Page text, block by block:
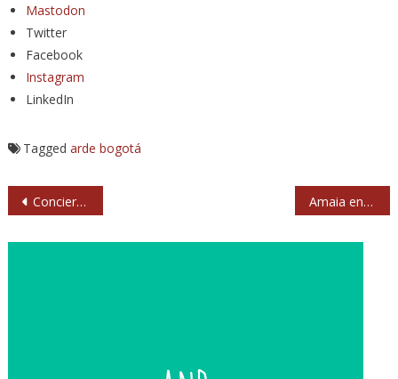
Mastodon
Twitter
Facebook
Instagram
LinkedIn
Tagged arde bogotá
Navegación
Concierto de Loquillo en el Parque Tierno Galván de Madrid Amaia en WiZink Center: fin de gira el 23 de septiembre